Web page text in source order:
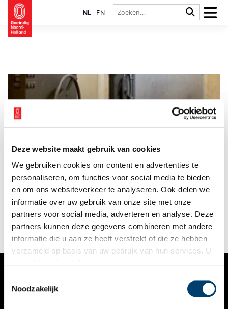
Deze website maakt gebruik van cookies
We gebruiken cookies om content en advertenties te
personaliseren, om functies voor social media te bieden
en om ons websiteverkeer te analyseren. Ook delen we
informatie over uw gebruik van onze site met onze
partners voor social media, adverteren en analyse. Deze
partners kunnen deze gegevens combineren met andere
informatie die u aan ze heeft verstrekt of die ze hebben
verzameld op basis van uw gebruik van hun services. U
Noodzakelijk
NL EN
Koude Oorlog onthuld
Op 19 mei verschijnt Schuilen voor de atoombom in Alkmaar
van Rutger Noorlander en Colette Cramer. Dit rijk
geïllustreerde boek brengt een verborgen wereld aan het licht.
2 min
VERHALEN